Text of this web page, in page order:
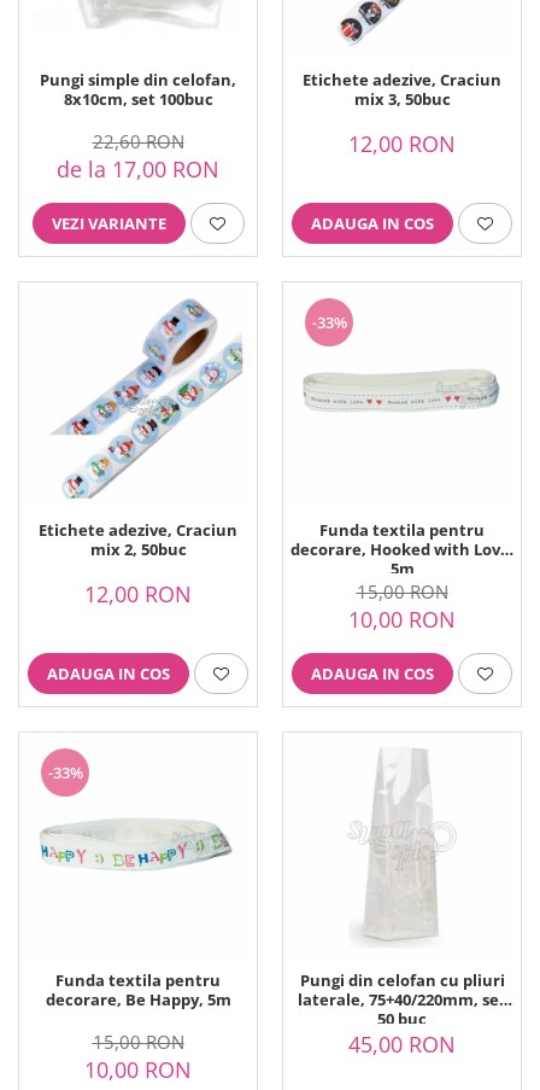
Pungi simple din celofan,
8x10cm, set 100buc
22,60 RON
de la 17,00 RON
VEZI VARIANTE
Etichete adezive, Craciun
mix 3, 50buc
12,00 RON
ADAUGA IN COS
Etichete adezive, Craciun
mix 2, 50buc
12,00 RON
ADAUGA IN COS
-33%
Funda textila pentru
decorare, Hooked with Love,
5m
15,00 RON
10,00 RON
ADAUGA IN COS
-33%
Funda textila pentru
decorare, Be Happy, 5m
15,00 RON
10,00 RON
Pungi din celofan cu pliuri
laterale, 75+40/220mm, set
50 buc
45,00 RON